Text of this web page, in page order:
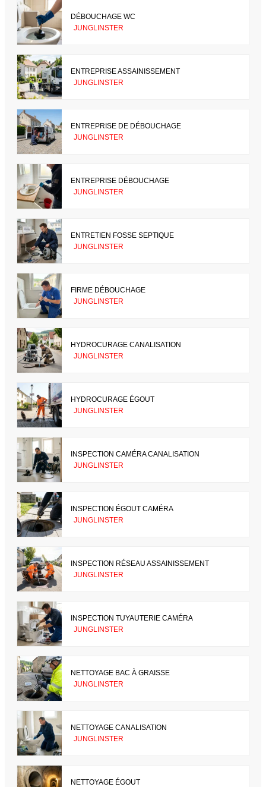
DÉBOUCHAGE WC
JUNGLINSTER
ENTREPRISE ASSAINISSEMENT
JUNGLINSTER
ENTREPRISE DE DÉBOUCHAGE
JUNGLINSTER
ENTREPRISE DÉBOUCHAGE
JUNGLINSTER
ENTRETIEN FOSSE SEPTIQUE
JUNGLINSTER
FIRME DÉBOUCHAGE
JUNGLINSTER
HYDROCURAGE CANALISATION
JUNGLINSTER
HYDROCURAGE ÉGOUT
JUNGLINSTER
INSPECTION CAMÉRA CANALISATION
JUNGLINSTER
INSPECTION ÉGOUT CAMÉRA
JUNGLINSTER
INSPECTION RÉSEAU ASSAINISSEMENT
JUNGLINSTER
INSPECTION TUYAUTERIE CAMÉRA
JUNGLINSTER
NETTOYAGE BAC À GRAISSE
JUNGLINSTER
NETTOYAGE CANALISATION
JUNGLINSTER
NETTOYAGE ÉGOUT